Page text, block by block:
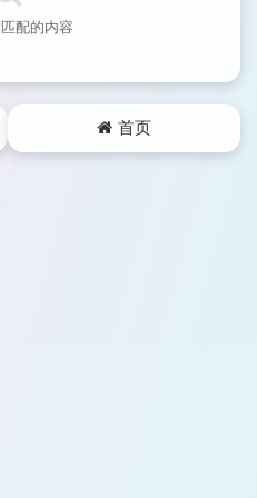
配的内容
首页